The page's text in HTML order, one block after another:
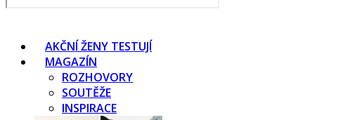
AKČNÍ ŽENY TESTUJÍ
MAGAZÍN
ROZHOVORY
SOUTĚŽE
INSPIRACE